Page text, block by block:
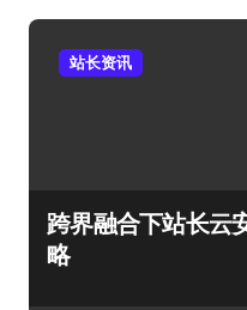
站长资讯
跨界融合下站长云
略